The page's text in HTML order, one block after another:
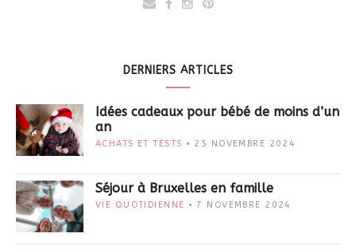
DERNIERS ARTICLES
Idées cadeaux pour bébé de moins d’un
an
ACHATS ET TESTS 25 NOVEMBRE 2024
Séjour à Bruxelles en famille
VIE QUOTIDIENNE 7 NOVEMBRE 2024